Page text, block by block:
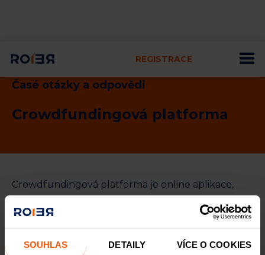
SOUHLAS DETAILY VÍCE O COOKIES
REGISTRACE
Časé otázky a odpovědi
Crowdfundingová platforma
Crowdfundingová platforma je online aplikace,
do cenných papírů nebo úvěrů. PlatformaROIER
úvěrů z crowdfundingu zajištěných nemovitostmi,